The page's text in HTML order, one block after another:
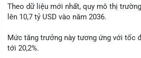
#99dot6btc #capvoichuyentien
Theo dữ liệu mới nhất, quy mô thị
lên 10,7 tỷ USD vào năm 2036.
Mức tăng trưởng này tương ứng với tốc
tới 20,2%.